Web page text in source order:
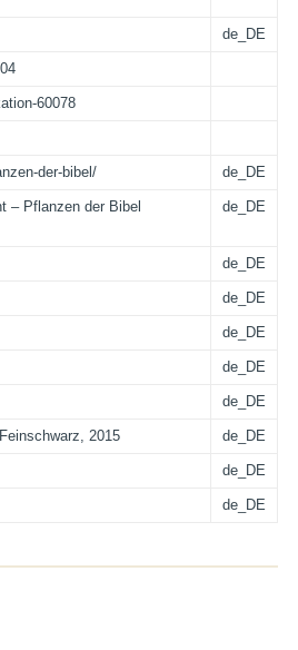
de_DE
60078
der-bibel/ de_DE
– Pflanzen der Bibel
de_DE
de_DE
de_DE
de_DE
de_DE
de_DE
2015 de_DE
de_DE
de_DE